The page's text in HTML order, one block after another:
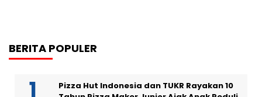
BERITA POPULER
Pizza Hut Indonesia dan TUKR Rayakan 10